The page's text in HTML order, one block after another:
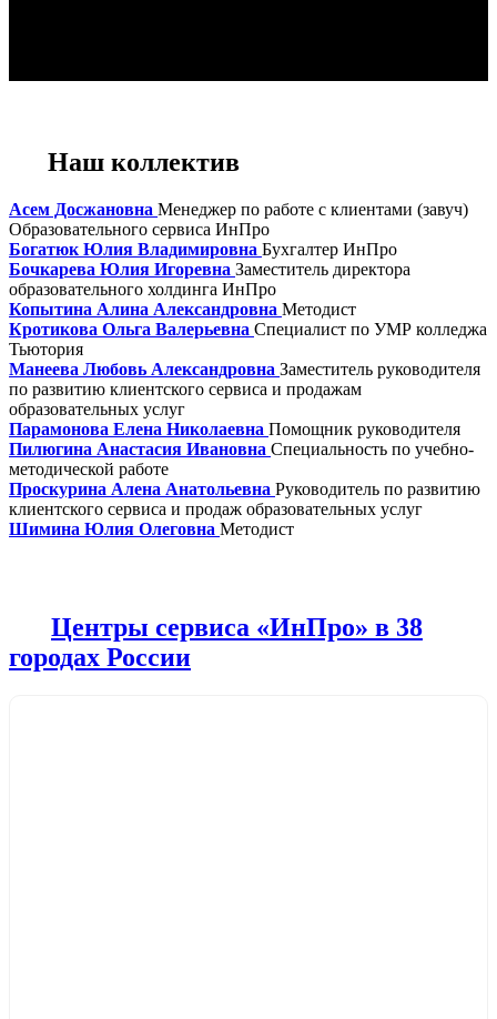
Наш коллектив
Асем Досжановна Менеджер по работе с клиентами (завуч)
Образовательного сервиса ИнПро
Богатюк Юлия Владимировна Бухгалтер ИнПро
Бочкарева Юлия Игоревна Заместитель директора
образовательного холдинга ИнПро
Копытина Алина Александровна Методист
Кротикова Ольга Валерьевна Специалист по УМР колледжа
Тьютория
Манеева Любовь Александровна Заместитель руководителя
по развитию клиентского сервиса и продажам
образовательных услуг
Парамонова Елена Николаевна Помощник руководителя
Пилюгина Анастасия Ивановна Специальность по учебно-
методической работе
Проскурина Алена Анатольевна Руководитель по развитию
клиентского сервиса и продаж образовательных услуг
Шимина Юлия Олеговна Методист
Центры сервиса «ИнПро» в 38
городах России